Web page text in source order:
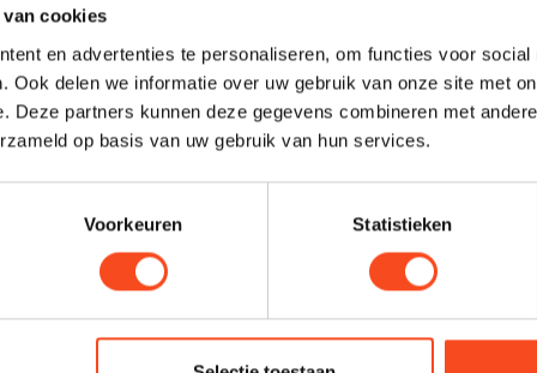
van cookies
en advertenties te personaliseren, om functies voor social
Ook delen we informatie over uw gebruik van onze site met
Deze partners kunnen deze gegevens combineren met
op basis van uw gebruik van hun services.
Voorkeuren Statistieken